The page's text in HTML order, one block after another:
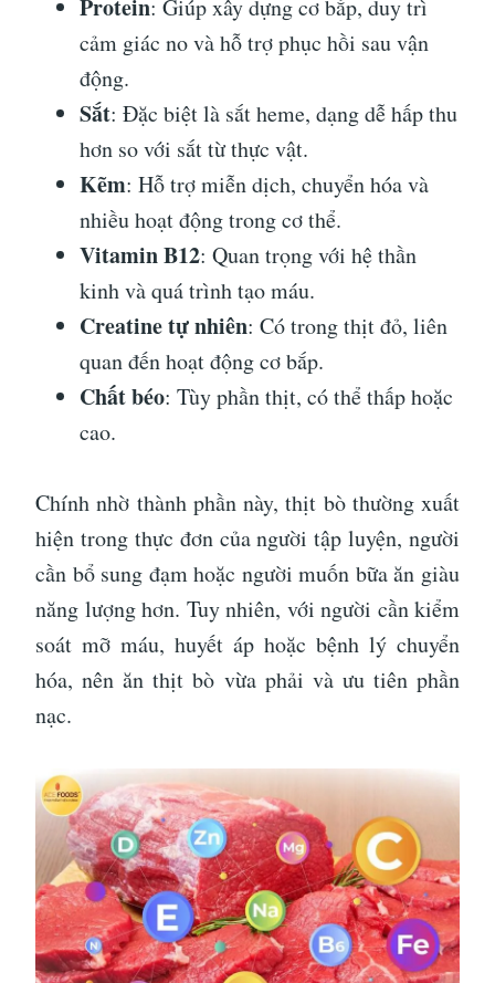
Protein: Giúp xây dựng cơ bắp, duy trì
cảm giác no và hỗ trợ phục hồi sau vận
động.
Sắt: Đặc biệt là sắt heme, dạng dễ hấp thu
hơn so với sắt từ thực vật.
Kẽm: Hỗ trợ miễn dịch, chuyển hóa và
nhiều hoạt động trong cơ thể.
Vitamin B12: Quan trọng với hệ thần
kinh và quá trình tạo máu.
Creatine tự nhiên: Có trong thịt đỏ, liên
quan đến hoạt động cơ bắp.
Chất béo: Tùy phần thịt, có thể thấp hoặc
cao.
Chính nhờ thành phần này, thịt bò thường xuất
hiện trong thực đơn của người tập luyện, người
cần bổ sung đạm hoặc người muốn bữa ăn giàu
năng lượng hơn. Tuy nhiên, với người cần kiểm
soát mỡ máu, huyết áp hoặc bệnh lý chuyển
hóa, nên ăn thịt bò vừa phải và ưu tiên phần
nạc.